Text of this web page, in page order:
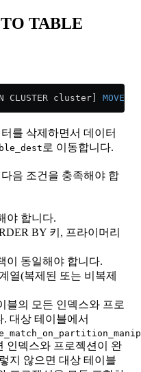
TABLE
CLUSTER cluster] MOVE
를 삭제하면서 데이터
로 이동합니다.
음 조건을 충족해야 합
야 합니다.
BY 키, 프라이머리
이 동일해야 합니다.
열(복제된 또는 비복제
블의 모든 인덱스와 프로
대상 테이블에서
인덱스와 프로젝션이 완
지 않으면 대상 테이블